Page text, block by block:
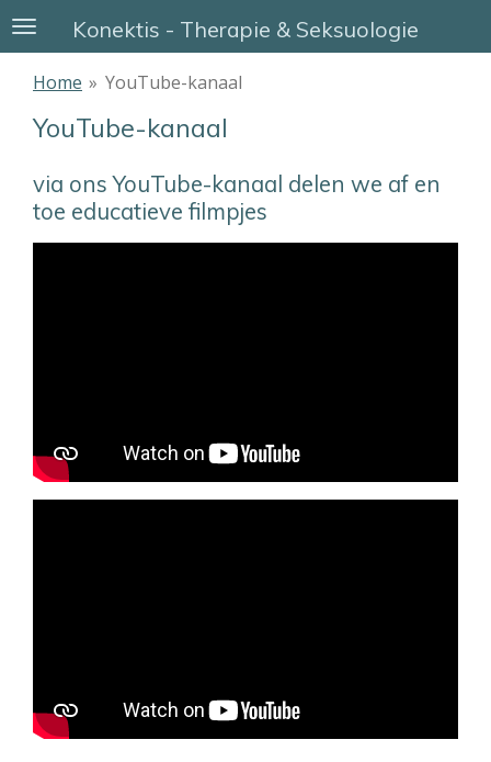
Ga
direct
naar
hoofdinhoud
Konektis - Therapie & Seksuologie
Home » YouTube-kanaal
YouTube-kanaal
via ons YouTube-kanaal delen we af en
toe educatieve filmpjes